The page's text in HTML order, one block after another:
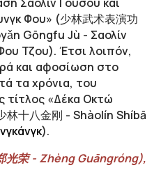
Φου» (少林武术表演功
Gōngfu Jù - Σαολίν
Τζου). Έτσι λοιπόν,
και αφοσίωση στο
τα χρόνια, του
τίτλος «Δέκα Οκτώ
林十八金刚 - Shàolín Shíbā
).
光荣- Zhèng Guāngróng),